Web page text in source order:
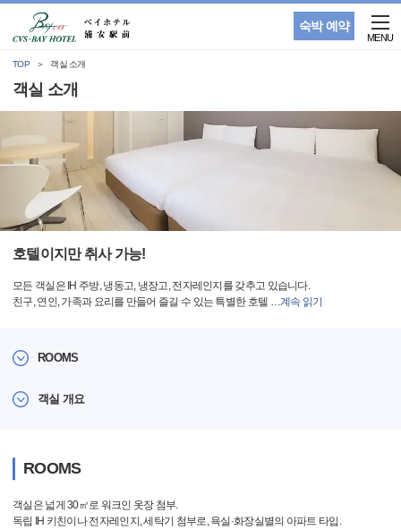
숙박 예약
MENU
TOP 객실 소개
객실 소개
호텔이지만 취사 가능!
모든 객실은 IH 주방, 냉동고, 냉장고, 전자레인지를 갖추고 있습니다.
친구, 연인, 가족과 요리를 만들어 즐길 수 있는 특별한 호텔 …계속 읽기
ROOMS
객실 개요
ROOMS
객실은 넓게 30㎡로 워크인 옷장 첨부.
독립 IH 키친이나 전자레인지, 세탁기 첨부로, 욕실·화장실별의 아파트 타입.